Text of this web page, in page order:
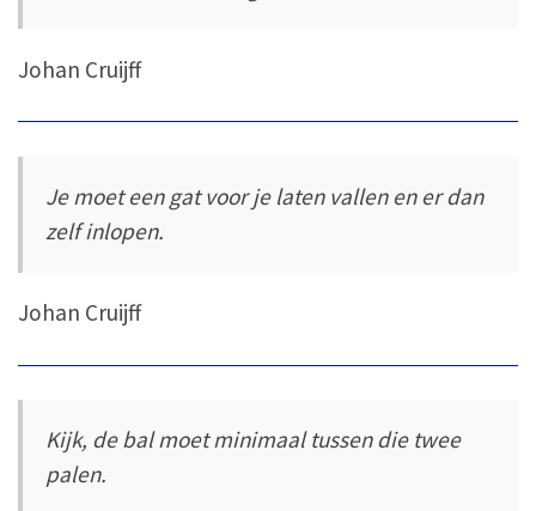
Johan Cruijff
Je moet een gat voor je laten vallen en er dan
zelf inlopen.
Johan Cruijff
Kijk, de bal moet minimaal tussen die twee
palen.